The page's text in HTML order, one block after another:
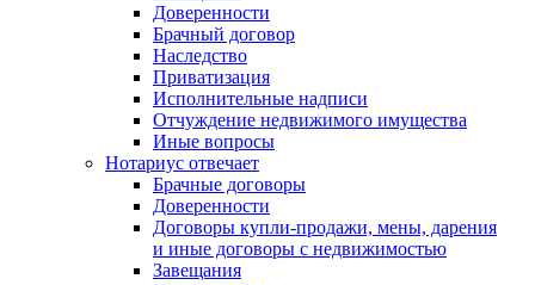
Доверенности
Брачный договор
Наследство
Приватизация
Исполнительные надписи
Отчуждение недвижимого имущества
Иные вопросы
Нотариус отвечает
Брачные договоры
Доверенности
Договоры купли-продажи, мены, дарения
и иные договоры с недвижимостью
Завещания